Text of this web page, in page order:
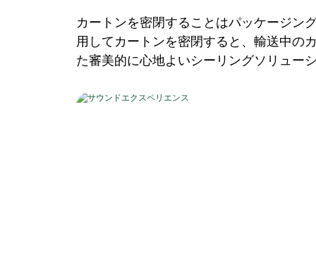
カートンを密閉することはパッケージン
用してカートンを密閉すると、輸送中の
た審美的に心地よいシーリングソリュー